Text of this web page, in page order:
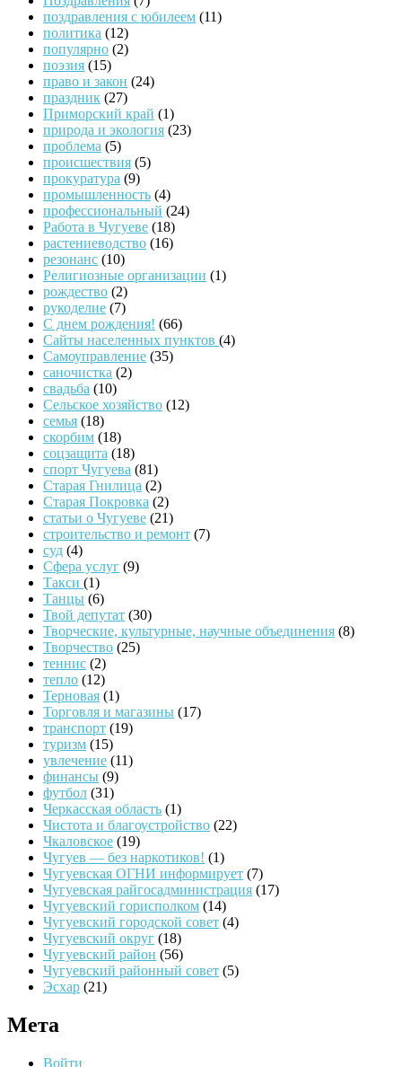
поздравления с юбилеем (11)
политика (12)
популярно (2)
поэзия (15)
право и закон (24)
праздник (27)
Приморский край (1)
природа и экология (23)
проблема (5)
происшествия (5)
прокуратура (9)
промышленность (4)
профессиональный (24)
Работа в Чугуеве (18)
растениеводство (16)
резонанс (10)
Религиозные организации (1)
рождество (2)
рукоделие (7)
С днем рождения! (66)
Сайты населенных пунктов (4)
Самоуправление (35)
саночистка (2)
свадьба (10)
Сельское хозяйство (12)
семья (18)
скорбим (18)
соцзащита (18)
спорт Чугуева (81)
Старая Гнилица (2)
Старая Покровка (2)
статьи о Чугуеве (21)
строительство и ремонт (7)
суд (4)
Сфера услуг (9)
Такси (1)
Танцы (6)
Твой депутат (30)
Творческие, культурные, научные объединения (8)
Творчество (25)
теннис (2)
тепло (12)
Терновая (1)
Торговля и магазины (17)
транспорт (19)
туризм (15)
увлечение (11)
финансы (9)
футбол (31)
Черкасская область (1)
Чистота и благоустройство (22)
Чкаловское (19)
Чугуев — без наркотиков! (1)
Чугуевская ОГНИ информирует (7)
Чугуевская райгосадминистрация (17)
Чугуевский горисполком (14)
Чугуевский городской совет (4)
Чугуевский округ (18)
Чугуевский район (56)
Чугуевский районный совет (5)
Эсхар (21)
Мета
Войти